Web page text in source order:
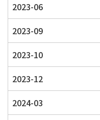
2023-06
2023-09
2023-10
2023-12
2024-03